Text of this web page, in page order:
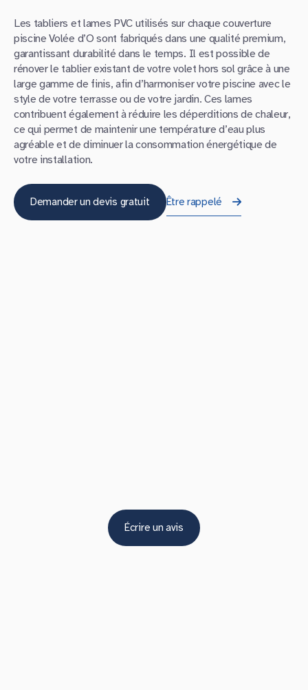
Les tabliers et lames PVC utilisés sur chaque couverture
piscine Volée d’O sont fabriqués dans une qualité premium,
garantissant durabilité dans le temps. Il est possible de
rénover le tablier existant de votre volet hors sol grâce à une
large gamme de finis, afin d’harmoniser votre piscine avec le
style de votre terrasse ou de votre jardin. Ces lames
contribuent également à réduire les déperditions de chaleur,
ce qui permet de maintenir une température d’eau plus
agréable et de diminuer la consommation énergétique de
votre installation.
Demander un devis gratuit Être rappelé
Écrire un avis